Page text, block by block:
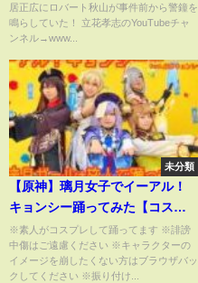
いた！
居正広にロバート秋山が事件前から警鐘を
鳴らしていた！ 立花孝志のYouTubeチャ
ンネル→www...
未分類
【原神】璃月女子でイーアル！
キョンシー踊ってみた【コスプ
レ】
※素人がコスプレして踊ってます ※誹謗
中傷はご遠慮ください ※キャラクターの
イメージを崩したくない方はブラウザバッ
クしてください ※振り付け...